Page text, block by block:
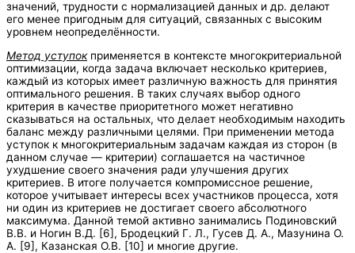
значений, трудности с нормализацией данных и др. делают
его менее пригодным для ситуаций, связанных с высоким
уровнем неопределённости.
Метод уступокприменяется в контексте многокритериальной
оптимизации, когда задача включает несколько критериев,
каждый из которых имеет различную важность для принятия
оптимального решения. В таких случаях выбор одного
критерия в качестве приоритетного может негативно
сказываться на остальных, что делает необходимым находить
баланс между различными целями. При применении метода
уступок к многокритериальным задачам каждая из сторон (в
данном случае — критерии) соглашается на частичное
ухудшение своего значения ради улучшения других
критериев. В итоге получается компромиссное решение,
которое учитывает интересы всех участников процесса, хотя
ни один из критериев не достигает своего абсолютного
максимума. Данной темой активно занимались Подиновский
В.В. и Ногин В.Д. [6], Бродецкий Г. Л., Гусев Д. А., Мазунина О.
А. [9], Казанская О.В. [10] и многие другие.